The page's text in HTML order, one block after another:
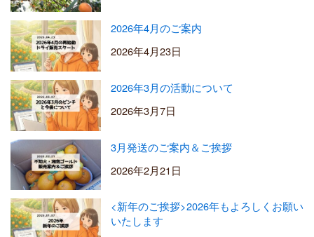
2026年4月のご案内
2026年4月23日
2026年3月の活動について
2026年3月7日
3月発送のご案内＆ご挨拶
2026年2月21日
<新年のご挨拶>2026年もよろしくお願い
いたします